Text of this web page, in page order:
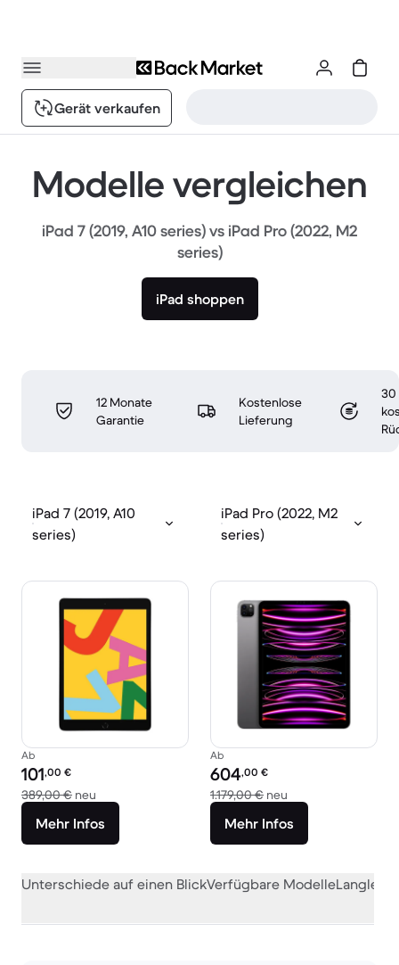
Gerät verkaufen
Modelle vergleichen
iPad 7 (2019, A10 series) vs iPad Pro (2022, M2
series)
iPad shoppen
12 Monate
Garantie
Kostenlose
Lieferung
30
iPad 7 (2019, A10
series)
iPad Pro (2022, M2
series)
Ab
Preis des erneuerten Produkts:
101,00 €
389,00 € neu Im Vergleich zum Neupreis von 389,00 €
Mehr Infos
Ab
Preis des erneuerten Produkts:
604,00 €
1.179,00 € neu
Mehr Infos
Unterschiede auf einen BlickVerfügbare Modelle